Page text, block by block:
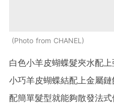
Photo from CHANEL
白色小羊皮蝴蝶髮夾水配
小巧羊皮蝴蝶結配上金屬
配簡單髮型就能夠散發法